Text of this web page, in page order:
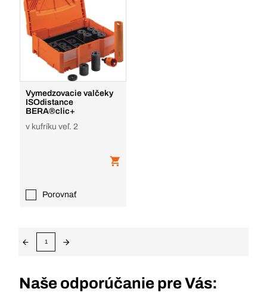
Vymedzovacie valčeky
ISOdistance
BERA®clic+
v kufríku veľ. 2
Porovnať
1
Naše odporúčanie pre Vás: